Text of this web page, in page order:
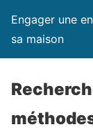
Engager une
sa maison